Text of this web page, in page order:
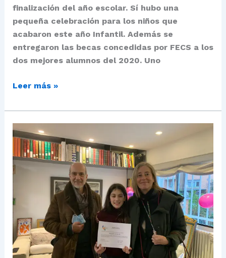
finalización del año escolar. Sí hubo una
pequeña celebración para los niños que
acabaron este año Infantil. Además se
entregaron las becas concedidas por FECS a los
dos mejores alumnos del 2020. Uno
Leer más »
Amanda
Ceccarelli
voluntaria
del